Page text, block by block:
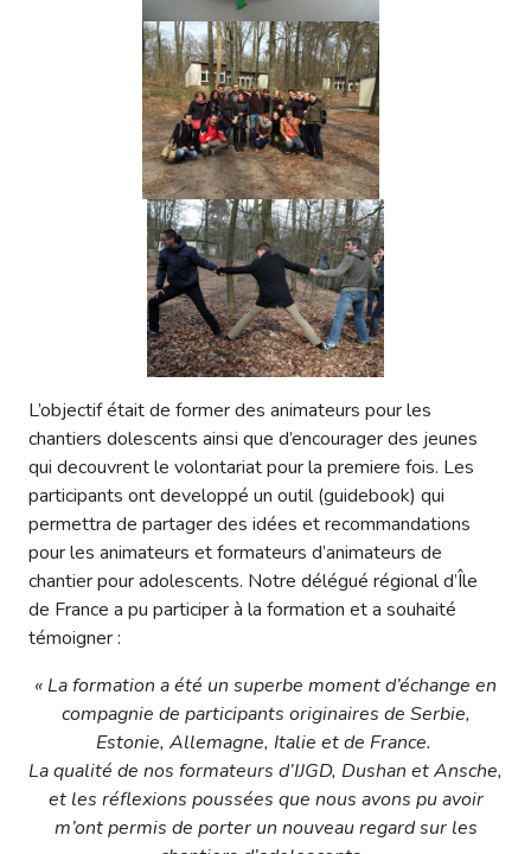
L’objectif était de former des animateurs pour les
chantiers dolescents ainsi que d’encourager des jeunes
qui decouvrent le volontariat pour la premiere fois. Les
participants ont developpé un outil (guidebook) qui
permettra de partager des idées et recommandations
pour les animateurs et formateurs d’animateurs de
chantier pour adolescents. Notre délégué régional d’Île
de France a pu participer à la formation et a souhaité
témoigner :
« La formation a été un superbe moment d’échange en
compagnie de participants originaires de Serbie,
Estonie, Allemagne, Italie et de France.
La qualité de nos formateurs d’IJGD, Dushan et Ansche,
et les réflexions poussées que nous avons pu avoir
m’ont permis de porter un nouveau regard sur les